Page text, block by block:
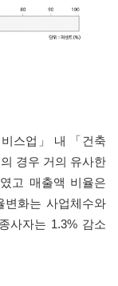
스업 」 내 「 건축
경우 거의 유사한
고 매출액 비율은
변화는 사업체수와
종사자는 1.3% 감소